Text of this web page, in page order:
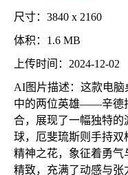
尺寸：3840 x 2160
体积：1.6 MB
上传时间：2024-12-02
AI图片描述：这款电脑
中的两位英雄——辛德
合，展现了一幅独特的
球，厄斐琉斯则手持双
精神之花，象征着勇
精致，充满了动感与张